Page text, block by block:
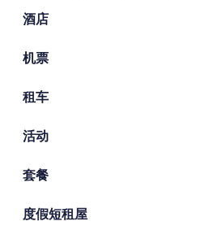
酒店
机票
租车
活动
套餐
度假短租屋